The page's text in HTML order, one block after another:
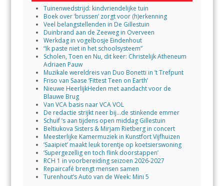
Tuinenwedstrijd: kindvriendelijke tuin
Boek over ‘brussen’ zorgt voor (h)erkenning
Veel belangstellenden in De Gillestuin
Duinbrand aan de Zeeweg in Overveen
Werkdag in vogelbosje Eindenhout
“Ik paste niet in het schoolsysteem”
Scholen, Toen en Nu, dit keer: Christelijk Atheneum
Adriaen Pauw
Muzikale wereldreis van Duo Bonetti in ’t Trefpunt
Friso van Saase ‘Fittest Teen on Earth’
Nieuwe HeerlijkHeden met aandacht voor de
Blauwe Brug
Van VCA basis naar VCA VOL
De redactie strijkt neer bij…de stinkende emmer
Schuif ’s aan tijdens open middag Gillestuin
Beltiukova Sisters & Mirjam Rietberg in concert
Meesterlijke Kamermuziek in Kunstfort Vijfhuizen
‘Saaipiet’ maakt leuk torentje op koetsierswoning
‘Supergezellig en toch flink doorstappen’
RCH 1 in voorbereiding seizoen 2026-2027
Repaircafé brengt mensen samen
Turenhout’s Auto van de Week: Mini 5